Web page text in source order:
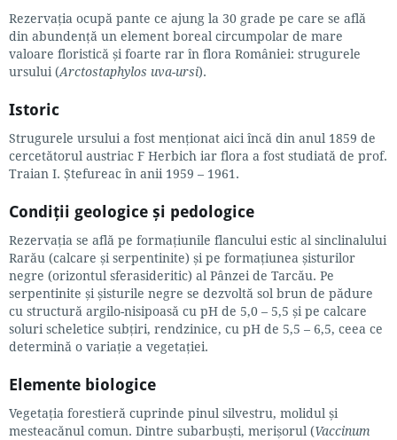
Rezervația ocupă pante ce ajung la 30 grade pe care se află
din abundență un element boreal circumpolar de mare
valoare floristică și foarte rar în flora României: strugurele
ursului (Arctostaphylos uva-ursi).
Istoric
Strugurele ursului a fost menționat aici încă din anul 1859 de
cercetătorul austriac F Herbich iar flora a fost studiată de prof.
Traian I. Ștefureac în anii 1959 – 1961.
Condiții geologice și pedologice
Rezervația se află pe formațiunile flancului estic al sinclinalului
Rarău (calcare și serpentinite) și pe formațiunea șisturilor
negre (orizontul sferasideritic) al Pânzei de Tarcău. Pe
serpentinite și șisturile negre se dezvoltă sol brun de pădure
cu structură argilo-nisipoasă cu pH de 5,0 – 5,5 și pe calcare
soluri scheletice subțiri, rendzinice, cu pH de 5,5 – 6,5, ceea ce
determină o variație a vegetației.
Elemente biologice
Vegetația forestieră cuprinde pinul silvestru, molidul și
mesteacănul comun. Dintre subarbuști, merișorul (Vaccinum